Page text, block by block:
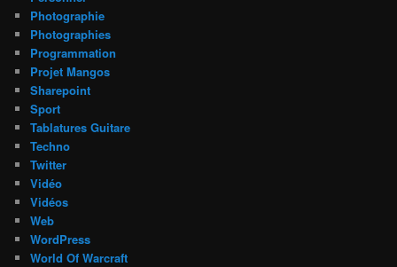
Photographie
Photographies
Programmation
Projet Mangos
Sharepoint
Sport
Tablatures Guitare
Techno
Twitter
Vidéo
Vidéos
Web
WordPress
World Of Warcraft